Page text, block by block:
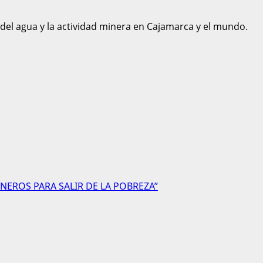
agua y la actividad minera en Cajamarca y el mundo.
PARA SALIR DE LA POBREZA”